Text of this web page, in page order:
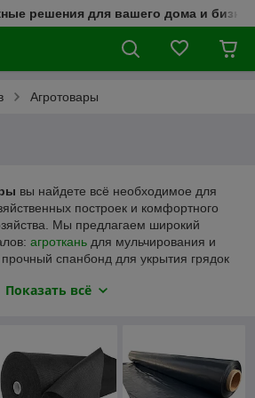
решения для вашего дома и
Агротовары
вы найдете всё необходимое для
построек и комфортного
Мы предлагаем широкий
агроткань для мульчирования и
спанбонд для укрытия грядок
для регулирования солнечного
для строительных и садовых работ, а
от птицдля сохранности урожая.
Показать всё